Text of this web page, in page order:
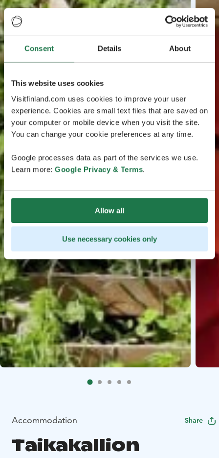
Consent Details About
This website uses cookies
Visitfinland.com uses cookies to improve your user
experience. Cookies are small text files that are saved on
your computer or mobile device when you visit the site.
You can change your cookie preferences at any time.
Google processes data as part of the services we use.
Learn more: Google Privacy & Terms.
Allow all
Use necessary cookies only
Accommodation Share
Taikakallion